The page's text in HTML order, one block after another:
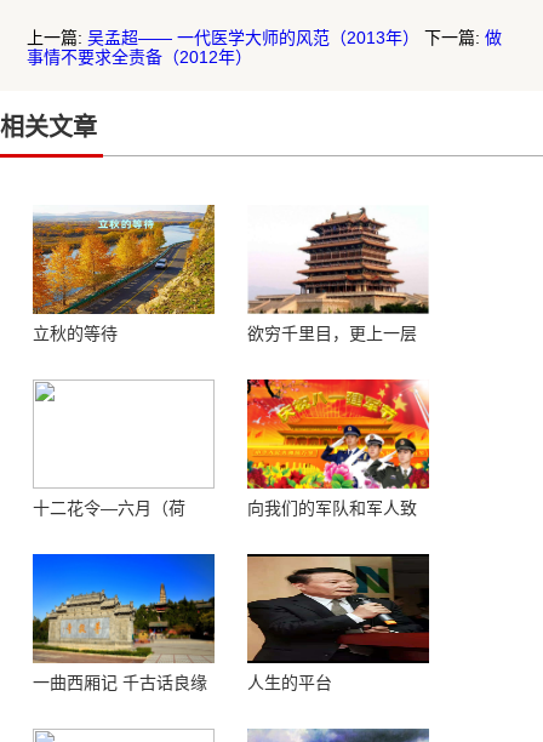
上一篇:吴孟超—— 一代医学大师的风范（2013年） 下一篇:做
事情不要求全责备（2012年）
相关文章
立秋的等待
欲穷千里目，更上一层
十二花令—六月（荷
向我们的军队和军人致
一曲西厢记 千古话良缘 人生的平台